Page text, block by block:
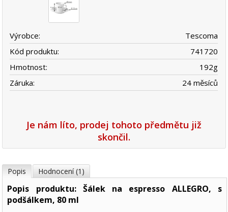
Výrobce:
Tescoma
Kód produktu:
741720
Hmotnost:
192g
Záruka:
24 měsíců
Je nám líto, prodej tohoto předmětu již
skončil.
Popis Hodnocení (1)
Popis produktu: Šálek na espresso ALLEGRO, s
podšálkem, 80 ml